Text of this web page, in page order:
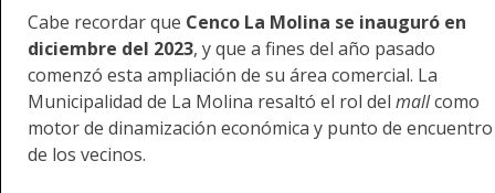
Cabe recordar que Cenco La Molina se inauguró en
diciembre del 2023, y que a fines del año pasado
comenzó esta ampliación de su área comercial. La
Municipalidad de La Molina resaltó el rol del mallcomo
motor de dinamización económica y punto de encuentro
de los vecinos.